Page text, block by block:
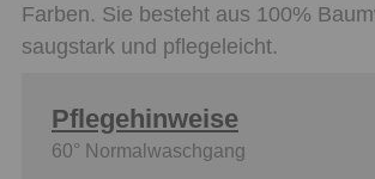
Farben. Sie besteht aus 100%
saugstark und pflegeleicht.
Pflegehinweise
60° Normalwaschgang